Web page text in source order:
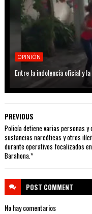
OPINIÓN
Entre la indolencia oficial y
PREVIOUS
Policía detiene varias personas y
sustancias narcóticas y otros
durante operativos focalizados en
Barahona.*
POST COMMENT
No hay comentarios